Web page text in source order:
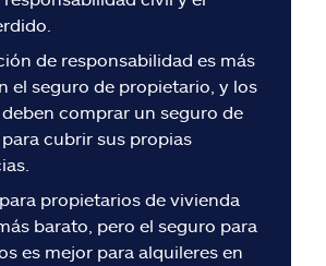
de responsabilidad es más
el seguro de propietario, y los
comprar un seguro de
cubrir sus propias
propietarios de vivienda
barato, pero el seguro para
es mejor para alquileres en